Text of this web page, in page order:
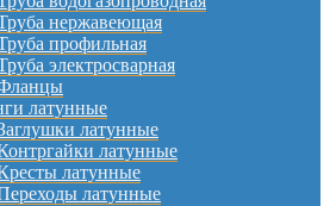
нержавеющая
профильная
электросварная
латунные
латунные
латунные
латунные
латунные